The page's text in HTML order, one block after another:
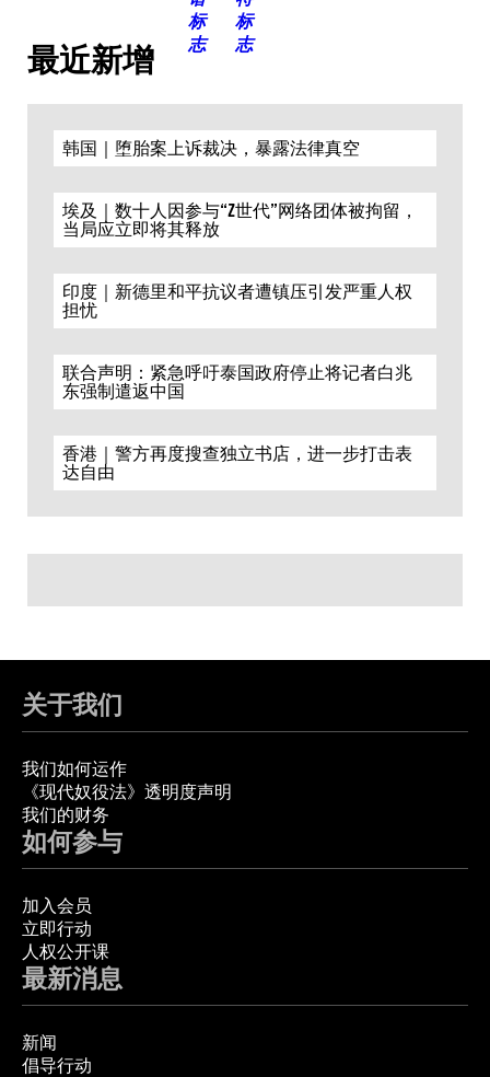
最近新增
韩国｜堕胎案上诉裁决，暴露法律真空
埃及｜数十人因参与“Z世代”网络团体被拘留，
当局应立即将其释放
印度｜新德里和平抗议者遭镇压引发严重人权
担忧
联合声明：紧急呼吁泰国政府停止将记者白兆
东强制遣返中国
香港｜警方再度搜查独立书店，进一步打击表
达自由
关于我们
我们如何运作
《现代奴役法》透明度声明
我们的财务
如何参与
加入会员
立即行动
人权公开课
最新消息
新闻
倡导行动